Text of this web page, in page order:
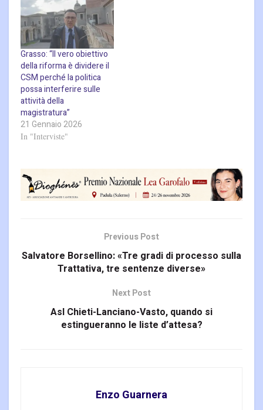
Grasso: “Il vero obiettivo
della riforma è dividere il
CSM perché la politica
possa interferire sulle
attività della
magistratura”
21 Gennaio 2026
In "Interviste"
Previous Post
Salvatore Borsellino: «Tre gradi di processo sulla
Trattativa, tre sentenze diverse»
Next Post
Asl Chieti-Lanciano-Vasto, quando si
estingueranno le liste d’attesa?
Enzo Guarnera